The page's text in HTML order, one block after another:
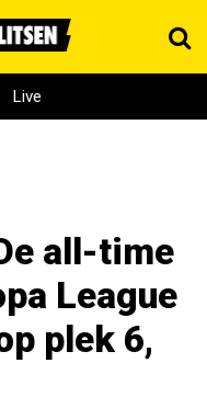
Live
all-time
League
plek 6,